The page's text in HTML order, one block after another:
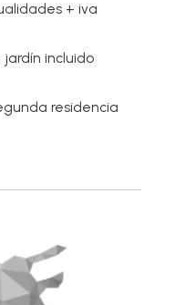
+ iva
incluido
residencia